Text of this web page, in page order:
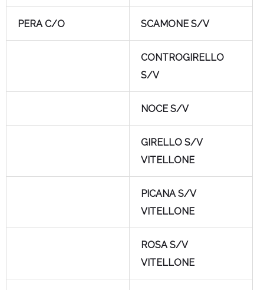
PERA C/O SCAMONE S/V
CONTROGIRELLO
S/V
NOCE S/V
GIRELLO S/V
VITELLONE
PICANA S/V
VITELLONE
ROSA S/V
VITELLONE